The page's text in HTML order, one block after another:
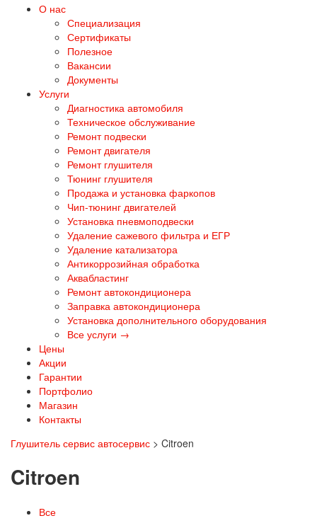
О нас
Специализация
Сертификаты
Полезное
Вакансии
Документы
Услуги
Диагностика автомобиля
Техническое обслуживание
Ремонт подвески
Ремонт двигателя
Ремонт глушителя
Тюнинг глушителя
Продажа и установка фаркопов
Чип-тюнинг двигателей
Установка пневмоподвески
Удаление сажевого фильтра и ЕГР
Удаление катализатора
Антикоррозийная обработка
Аквабластинг
Ремонт автокондиционера
Заправка автокондиционера
Установка дополнительного оборудования
Все услуги →
Цены
Акции
Гарантии
Портфолио
Магазин
Контакты
Глушитель сервис автосервис > Citroen
Citroen
Все